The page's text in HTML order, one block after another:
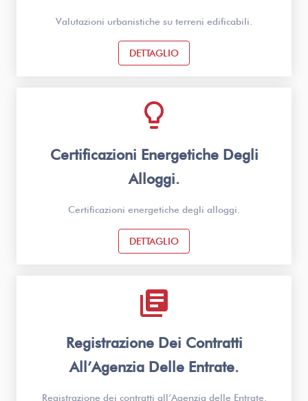
Valutazioni urbanistiche su terreni edificabili.
DETTAGLIO
lightbulb_outline
Certificazioni Energetiche Degli
Alloggi.
Certificazioni energetiche degli alloggi.
DETTAGLIO
library_books
Registrazione Dei Contratti
All’Agenzia Delle Entrate.
Registrazione dei contratti all’Agenzia delle Entrate.